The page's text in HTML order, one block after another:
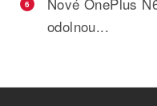
6
odolnou...